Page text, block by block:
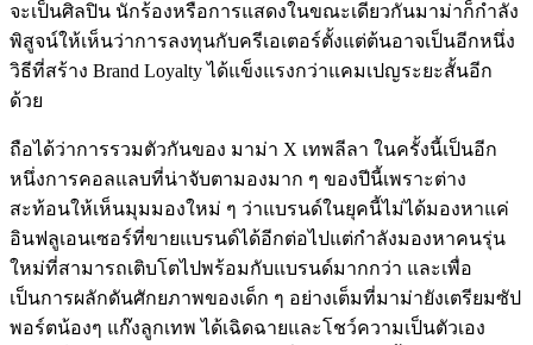
จะเป็นศิลปิน นักร้องหรือการแสดงในขณะเดียวกันมาม่าก็กำลัง
พิสูจน์ให้เห็นว่าการลงทุนกับครีเอเตอร์ตั้งแต่ต้นอาจเป็นอีกหนึ่ง
วิธีที่สร้าง Brand Loyalty ได้แข็งแรงกว่าแคมเปญระยะสั้นอีก
ด้วย
ถือได้ว่าการรวมตัวกันของ มาม่า X เทพลีลา ในครั้งนี้เป็นอีก
หนึ่งการคอลแลบที่น่าจับตามองมาก ๆ ของปีนี้เพราะต่าง
สะท้อนให้เห็นมุมมองใหม่ ๆ ว่าแบรนด์ในยุคนี้ไม่ได้มองหาแค่
อินฟลูเอนเซอร์ที่ขายแบรนด์ได้อีกต่อไปแต่กำลังมองหาคนรุ่น
ใหม่ที่สามารถเติบโตไปพร้อมกับแบรนด์มากกว่า และเพื่อ
เป็นการผลักดันศักยภาพของเด็ก ๆ อย่างเต็มที่มาม่ายังเตรียมซัป
พอร์ตน้องๆ แก๊งลูกเทพ ได้เฉิดฉายและโชว์ความเป็นตัวเอง